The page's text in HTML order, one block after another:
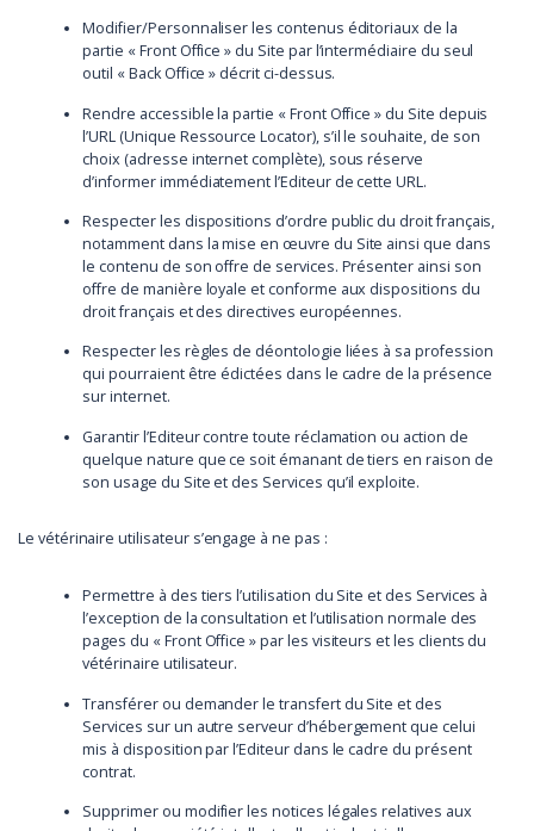
Modifier/Personnaliser les contenus éditoriaux de la
partie « Front Office » du Site par l’intermédiaire du seul
outil « Back Office » décrit ci-dessus.
Rendre accessible la partie « Front Office » du Site depuis
l’URL (Unique Ressource Locator), s’il le souhaite, de son
choix (adresse internet complète), sous réserve
d’informer immédiatement l’Editeur de cette URL.
Respecter les dispositions d’ordre public du droit français,
notamment dans la mise en œuvre du Site ainsi que dans
le contenu de son offre de services. Présenter ainsi son
offre de manière loyale et conforme aux dispositions du
droit français et des directives européennes.
Respecter les règles de déontologie liées à sa profession
qui pourraient être édictées dans le cadre de la présence
sur internet.
Garantir l’Editeur contre toute réclamation ou action de
quelque nature que ce soit émanant de tiers en raison de
son usage du Site et des Services qu’il exploite.
Le vétérinaire utilisateur s’engage à ne pas :
Permettre à des tiers l’utilisation du Site et des Services à
l’exception de la consultation et l’utilisation normale des
pages du « Front Office » par les visiteurs et les clients du
vétérinaire utilisateur.
Transférer ou demander le transfert du Site et des
Services sur un autre serveur d’hébergement que celui
mis à disposition par l’Editeur dans le cadre du présent
contrat.
Supprimer ou modifier les notices légales relatives aux